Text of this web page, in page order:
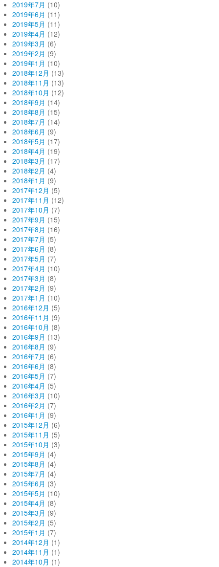
2019年7月 (10)
2019年6月 (11)
2019年5月 (11)
2019年4月 (12)
2019年3月 (6)
2019年2月 (9)
2019年1月 (10)
2018年12月 (13)
2018年11月 (13)
2018年10月 (12)
2018年9月 (14)
2018年8月 (15)
2018年7月 (14)
2018年6月 (9)
2018年5月 (17)
2018年4月 (19)
2018年3月 (17)
2018年2月 (4)
2018年1月 (9)
2017年12月 (5)
2017年11月 (12)
2017年10月 (7)
2017年9月 (15)
2017年8月 (16)
2017年7月 (5)
2017年6月 (8)
2017年5月 (7)
2017年4月 (10)
2017年3月 (8)
2017年2月 (9)
2017年1月 (10)
2016年12月 (5)
2016年11月 (9)
2016年10月 (8)
2016年9月 (13)
2016年8月 (9)
2016年7月 (6)
2016年6月 (8)
2016年5月 (7)
2016年4月 (5)
2016年3月 (10)
2016年2月 (7)
2016年1月 (9)
2015年12月 (6)
2015年11月 (5)
2015年10月 (3)
2015年9月 (4)
2015年8月 (4)
2015年7月 (4)
2015年6月 (3)
2015年5月 (10)
2015年4月 (8)
2015年3月 (9)
2015年2月 (5)
2015年1月 (7)
2014年12月 (1)
2014年11月 (1)
2014年10月 (1)